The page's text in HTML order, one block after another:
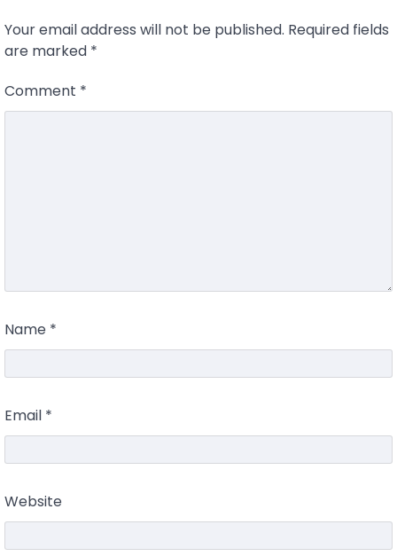
Your email address will not be published. Required fields
are marked *
Comment *
Name *
Email *
Website